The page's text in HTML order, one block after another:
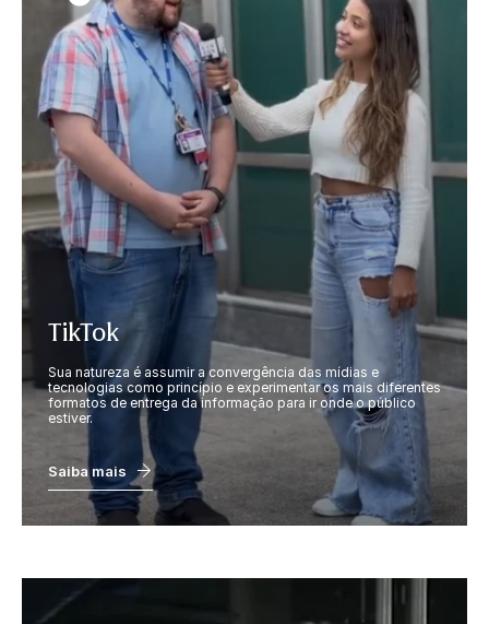
TikTok
Sua natureza é assumir a convergência das mídias e
tecnologias como princípio e experimentar os mais diferentes
formatos de entrega da informação para ir onde o público
estiver.
Saiba mais